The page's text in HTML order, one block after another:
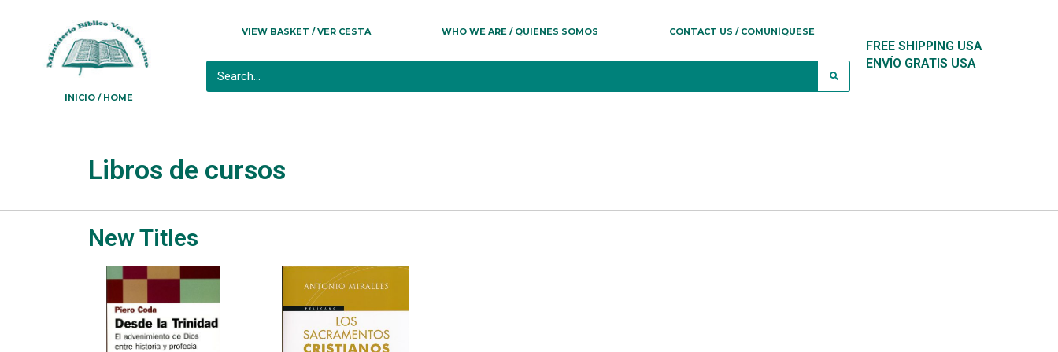
INICIO / HOME
VIEW BASKET / VER CESTA WHO WE ARE / QUIENES SOMOS CONTACT US / COMUNÍQUESE
FREE SHIPPING USA
ENVÍO GRATIS USA
Libros de cursos
New Titles